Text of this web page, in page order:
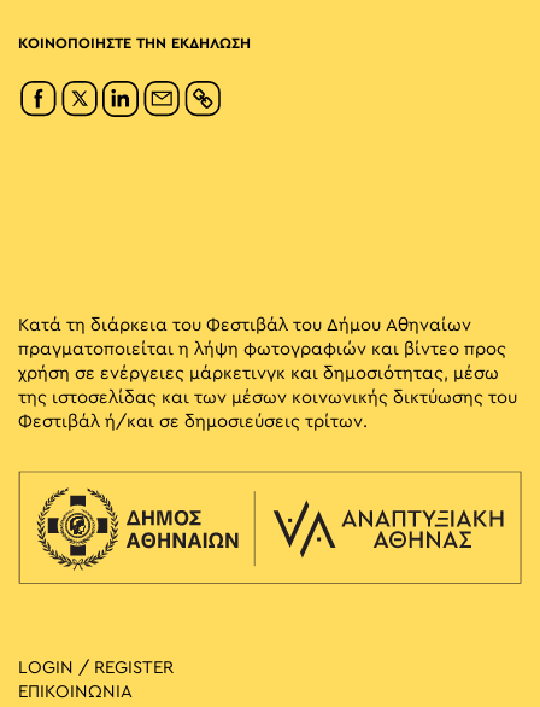
ΚΟΙΝΟΠΟΙΗΣΤΕ ΤΗΝ ΕΚΔΗΛΩΣΗ
Κατά τη διάρκεια του Φεστιβάλ του Δήμου Αθηναίων
πραγματοποιείται η λήψη φωτογραφιών και βίντεο προς
χρήση σε ενέργειες μάρκετινγκ και δημοσιότητας, μέσω
της ιστοσελίδας και των μέσων κοινωνικής δικτύωσης του
Φεστιβάλ ή/και σε δημοσιεύσεις τρίτων.
LOGIN / REGISTER
ΕΠΙΚΟΙΝΩΝΙΑ